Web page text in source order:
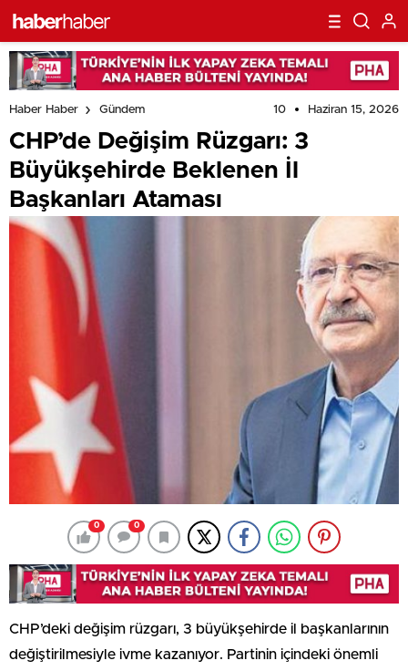
Haber Haber Gündem 10 Haziran 15, 2026
CHP’de Değişim Rüzgarı: 3
Büyükşehirde Beklenen İl
Başkanları Ataması
0 0
CHP’deki değişim rüzgarı, 3 büyükşehirde il başkanlarının
değiştirilmesiyle ivme kazanıyor. Partinin içindeki önemli